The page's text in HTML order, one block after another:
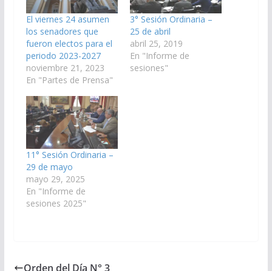
El viernes 24 asumen
los senadores que
fueron electos para el
periodo 2023-2027
noviembre 21, 2023
En "Partes de Prensa"
3° Sesión Ordinaria –
25 de abril
abril 25, 2019
En "Informe de
sesiones"
11° Sesión Ordinaria –
29 de mayo
mayo 29, 2025
En "Informe de
sesiones 2025"
Orden del Día N° 3